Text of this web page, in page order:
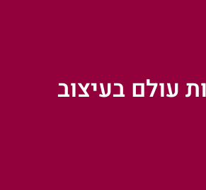
עולם בעיצוב